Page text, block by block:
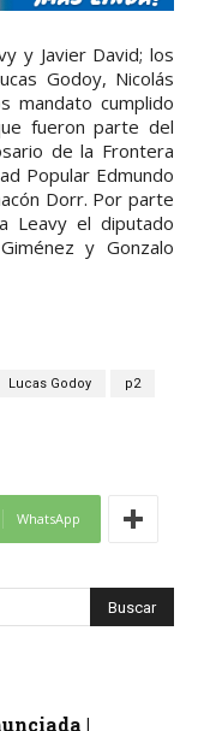
y Javier David; los
Godoy, Nicolás
mandato cumplido
fueron parte del
de la Frontera
Popular Edmundo
Dorr. Por parte
Leavy el diputado
y Gonzalo
Lucas Godoy p2
WhatsApp
|